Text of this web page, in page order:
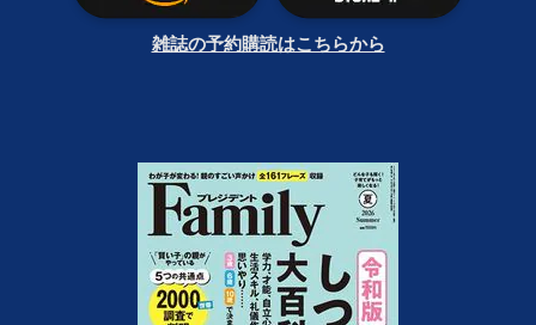
雑誌の予約購読はこちらから